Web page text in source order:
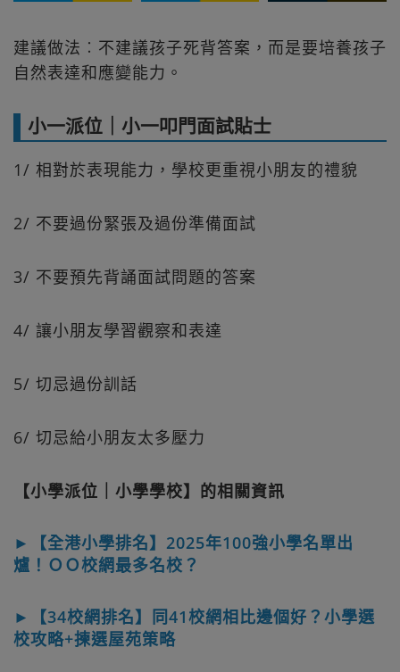
建議做法︰不建議孩子死背答案，而是要培養孩子
自然表達和應變能力。
小一派位｜小一叩門面試貼士
1/ 相對於表現能力，學校更重視小朋友的禮貌
2/ 不要過份緊張及過份準備面試
3/ 不要預先背誦面試問題的答案
4/ 讓小朋友學習觀察和表達
5/ 切忌過份訓話
6/ 切忌給小朋友太多壓力
【小學派位｜小學學校】的相關資訊
►【全港小學排名】2025年100強小學名單出
爐！ＯＯ校網最多名校？
►【34校網排名】同41校網相比邊個好？小學選
校攻略+揀選屋苑策略